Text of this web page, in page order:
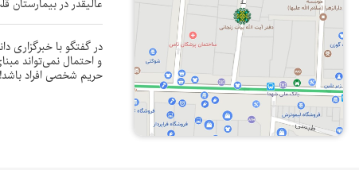
عالیقدر در بیمارستان
در گفتگو با خبرگزاری
و احتمال نمی‌تواند
حریم شخصی افراد باشد! ۱۳۸۱/۰۴/